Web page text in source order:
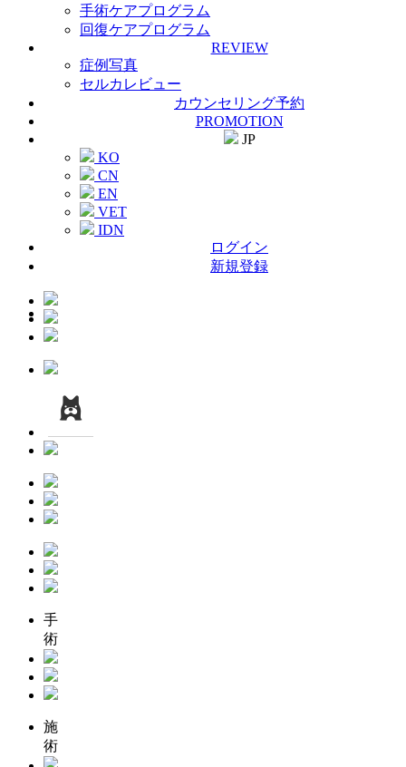
手術ケアプログラム
回復ケアプログラム
REVIEW
症例写真
セルカレビュー
カウンセリング予約
PROMOTION
JP
KO
CN
EN
VET
IDN
ログイン
新規登録
Menu
手
術
施
術